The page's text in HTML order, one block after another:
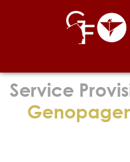
Foundation
Media
Service